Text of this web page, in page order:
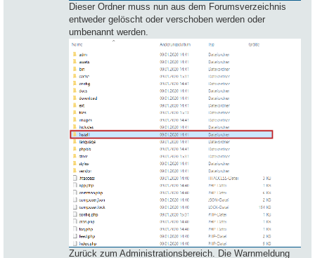
Dieser Ordner muss nun aus dem Forumsverzeichnis
entweder gelöscht oder verschoben werden oder
umbenannt werden.
Zurück zum Administrationsbereich. Die Warnmeldung